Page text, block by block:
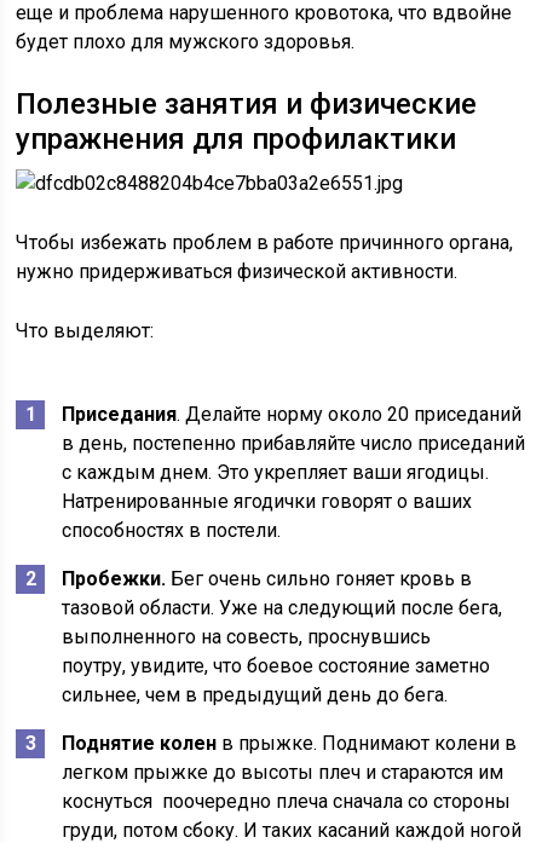
еще и проблема нарушенного кровотока, что вдвойне
будет плохо для мужского здоровья.
Полезные занятия и физические
упражнения для профилактики
Чтобы избежать проблем в работе причинного органа,
нужно придерживаться физической активности.
Что выделяют:
Приседания. Делайте норму около 20 приседаний
в день, постепенно прибавляйте число приседаний
с каждым днем. Это укрепляет ваши ягодицы.
Натренированные ягодички говорят о ваших
способностях в постели.
Пробежки. Бег очень сильно гоняет кровь в
тазовой области. Уже на следующий после бега,
выполненного на совесть, проснувшись
поутру, увидите, что боевое состояние заметно
сильнее, чем в предыдущий день до бега.
Поднятие колен в прыжке. Поднимают колени в
легком прыжке до высоты плеч и стараются им
коснуться поочередно плеча сначала со стороны
груди, потом сбоку. И таких касаний каждой ногой